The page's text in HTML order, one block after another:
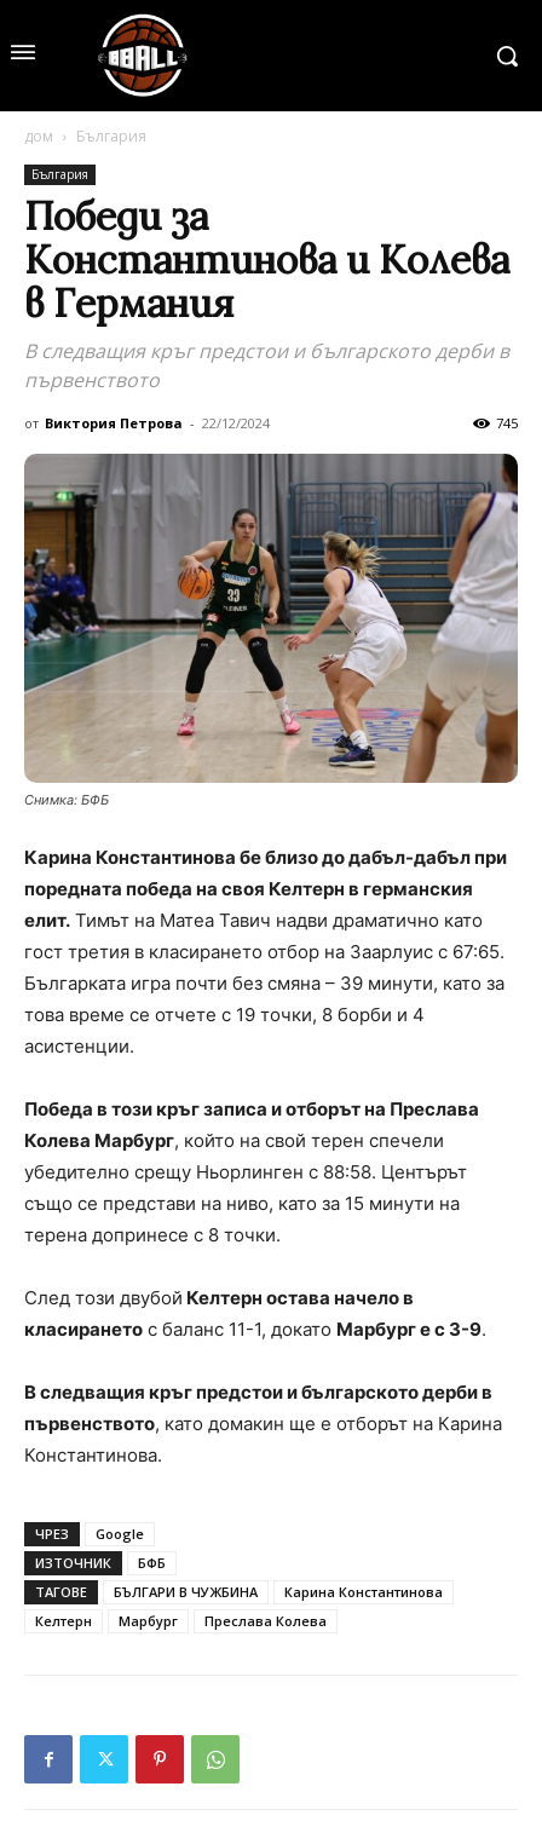
дом България
България
Победи за
Константинова и Колева
в Германия
В следващия кръг предстои и българското дерби в
първенството
от Виктория Петрова - 22/12/2024 745
Снимка: БФБ
Карина Константинова бе близо до дабъл-дабъл при
поредната победа на своя Келтерн в германския
елит. Тимът на Матеа Тавич надви драматично като
гост третия в класирането отбор на Заарлуис с 67:65.
Българката игра почти без смяна – 39 минути, като за
това време се отчете с 19 точки, 8 борби и 4
асистенции.
Победа в този кръг записа и отборът на Преслава
Колева Марбург, който на свой терен спечели
убедително срещу Ньорлинген с 88:58. Центърът
също се представи на ниво, като за 15 минути на
терена допринесе с 8 точки.
След този двубой Келтерн остава начело в
класирането с баланс 11-1, докато Марбург е с 3-9.
В следващия кръг предстои и българското дерби в
първенството, като домакин ще е отборът на Карина
Константинова.
ЧРЕЗ
Google
ИЗТОЧНИК
БФБ
ТАГОВЕ
БЪЛГАРИ В ЧУЖБИНА
Карина Константинова
Келтерн
Марбург Преслава Колева